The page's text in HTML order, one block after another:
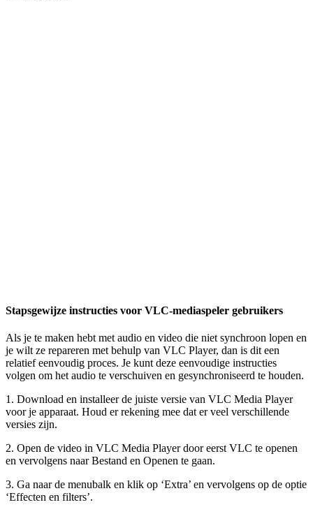
Stapsgewijze instructies voor VLC-mediaspeler gebruikers
Als je te maken hebt met audio en video die niet synchroon lopen en
je wilt ze repareren met behulp van VLC Player, dan is dit een
relatief eenvoudig proces. Je kunt deze eenvoudige instructies
volgen om het audio te verschuiven en gesynchroniseerd te houden.
1. Download en installeer de juiste versie van VLC Media Player
voor je apparaat. Houd er rekening mee dat er veel verschillende
versies zijn.
2. Open de video in VLC Media Player door eerst VLC te openen
en vervolgens naar Bestand en Openen te gaan.
3. Ga naar de menubalk en klik op ‘Extra’ en vervolgens op de optie
‘Effecten en filters’.